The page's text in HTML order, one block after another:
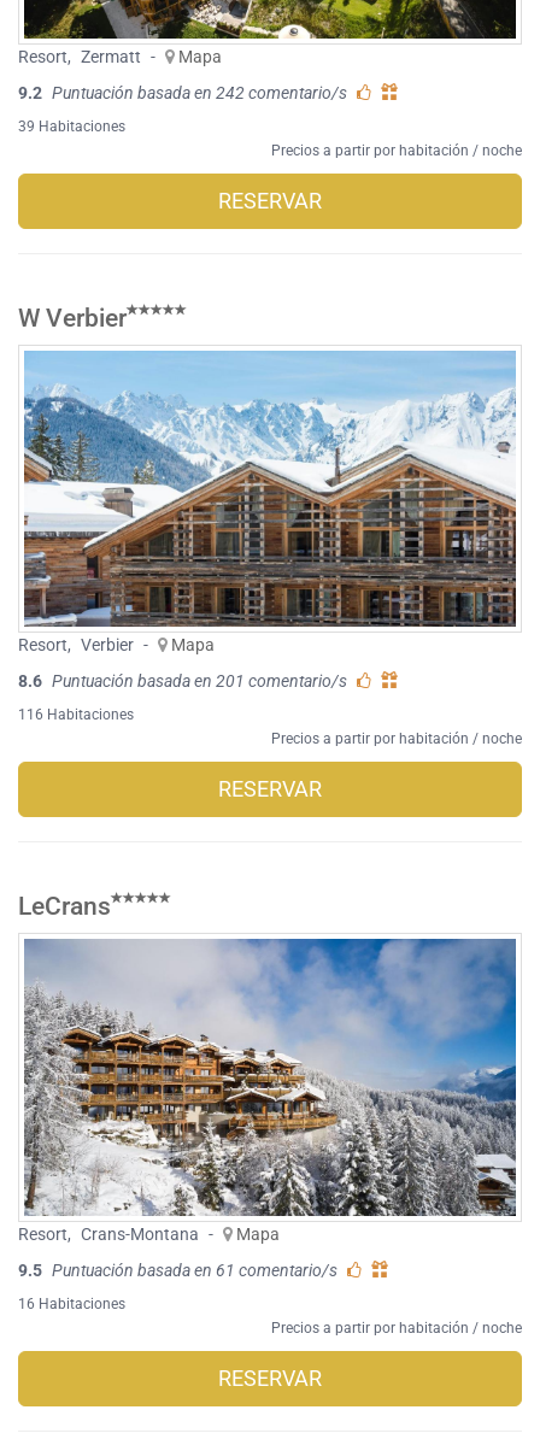
Resort, Zermatt -
Mapa
9.2 Puntuación basada en 242 comentario/s
39 Habitaciones
Precios a partir por habitación / noche
RESERVAR
W Verbier
Resort, Verbier -
Mapa
8.6 Puntuación basada en 201 comentario/s
116 Habitaciones
Precios a partir por habitación / noche
RESERVAR
LeCrans
Resort, Crans-Montana -
Mapa
9.5 Puntuación basada en 61 comentario/s
16 Habitaciones
Precios a partir por habitación / noche
RESERVAR